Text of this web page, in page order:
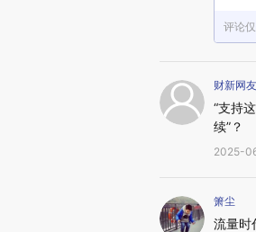
评论
财新网
“支持
续”？
2025-
箫尘
流量时